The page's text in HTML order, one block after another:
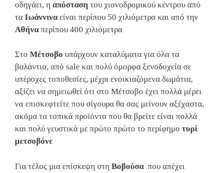
οδηγάει, η απόσταση του χιονοδρομικού κέντρου από
τα Ιωάννιναείναι περίπου 50 χιλιόμετρα και από την
Αθήναπερίπου 400 χιλιόμετρα
Στο Μέτσοβο υπάρχουν καταλύματα για όλα τα
βαλάντια, από sale και πολύ όμορφα ξενοδοχεία σε
υπέροχες τοποθεσίες, μέχρι ενοικιαζόμενα δωμάτια,
αξίζει να σημειωθεί ότι στο Μέτσοβο έχει πολλά μέρει
να επισκεφτείτε που σίγουρα θα σας μείνουν αξέχαστα,
ακόμα τα τοπικά προϊόντα που θα βρείτε είναι πολλά
και πολύ γευστικά με πρώτο πρώτο το περίφημο τυρί
μετσοβόνε
Για τέλος μια επίσκεψη στη Βοβούσαπου απέχει